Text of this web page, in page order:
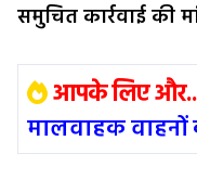
समुचित कार्रवाई की
आपके लिए
मालवाहक वाहनों